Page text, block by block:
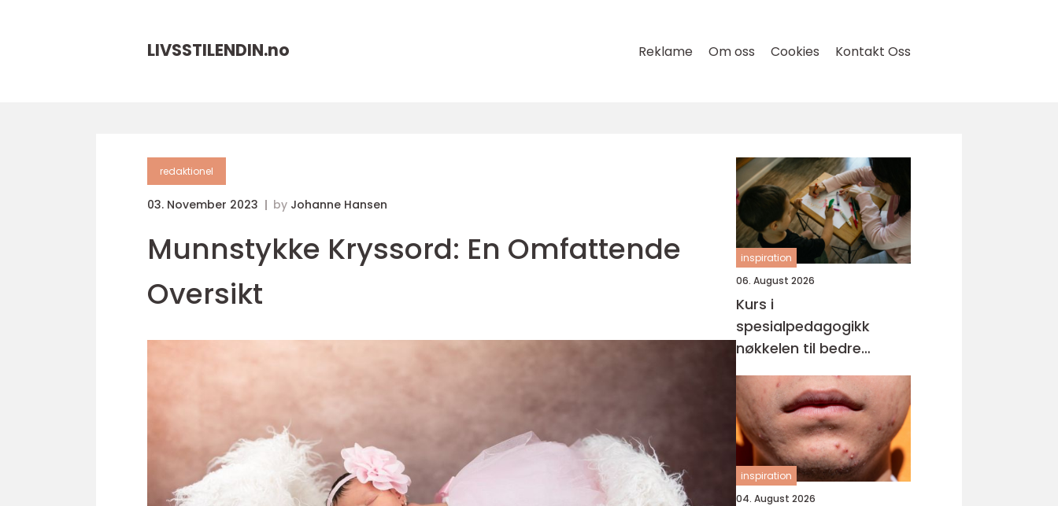
LIVSSTILENDIN.no Reklame Om oss Cookies Kontakt Oss
redaktionel
03. November 2023 by Johanne Hansen
Munnstykke Kryssord: En Omfattende
Oversikt
inspiration
06. August 2026
Kurs i
spesialpedagogikk
nøkkelen til bedre
tilrettelegging for barn
og unge
inspiration
04. August 2026